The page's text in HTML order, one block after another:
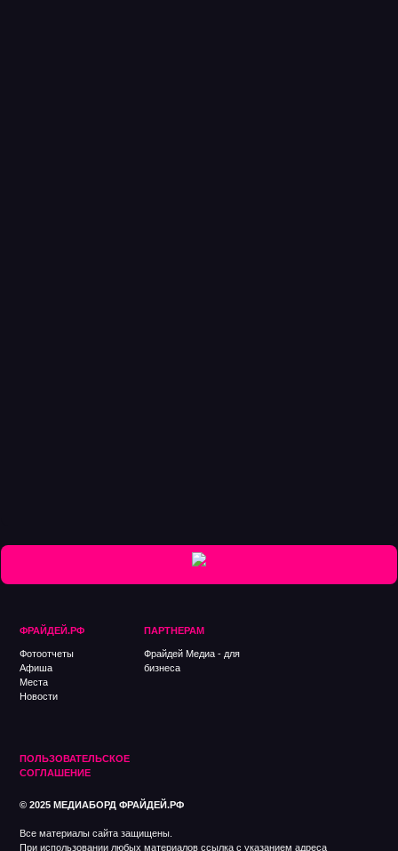
ФРАЙДЕЙ.РФ
Фотоотчеты
Афиша
Места
Новости
ПАРТНЕРАМ
Фрайдей Медиа - для
бизнеса
ПОЛЬЗОВАТЕЛЬСКОЕ
СОГЛАШЕНИE
© 2025 МЕДИАБОРД ФРАЙДЕЙ.РФ
Все материалы сайта защищены.
При использовании любых материалов ссылка с указанием адреса